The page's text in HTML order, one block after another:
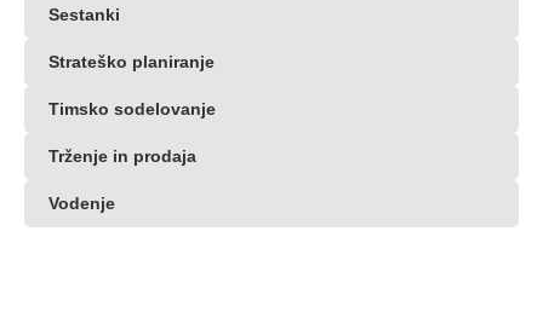
Sestanki
Strateško planiranje
Timsko sodelovanje
Trženje in prodaja
Vodenje